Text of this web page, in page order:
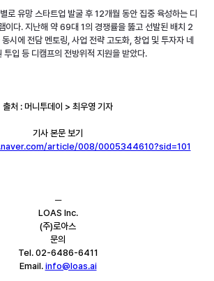
로 유망 스타트업 발굴 후 12개월 동안 집중 육성하는 디
이다. 지난해 약 69대 1의 경쟁률을 뚫고 선발된 배치 2
시에 전담 멘토링, 사업 전략 고도화, 창업 및 투자자 네
투입 등 디캠프의 전방위적 지원을 받았다.
출처 : 머니투데이 > 최우영 기자
기사 본문 보기
article/008/0005344610?sid=101
─
LOAS Inc.
(주)로아스
문의
Tel. 02-6486-6411
Email. info@loas.ai